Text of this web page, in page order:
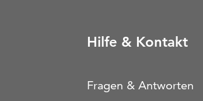
Hilfe & Kontakt
Fragen & Antworten